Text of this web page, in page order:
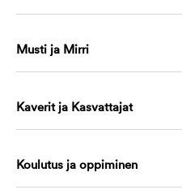
Musti ja Mirri
Kaverit ja Kasvattajat
Koulutus ja oppiminen